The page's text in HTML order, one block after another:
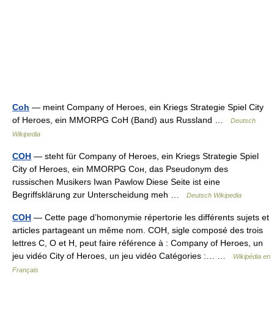
Coh — meint Company of Heroes, ein Kriegs Strategie Spiel City
of Heroes, ein MMORPG CoH (Band) aus Russland …
Deutsch
Wikipedia
COH — steht für Company of Heroes, ein Kriegs Strategie Spiel
City of Heroes, ein MMORPG Сон, das Pseudonym des
russischen Musikers Iwan Pawlow Diese Seite ist eine
Begriffsklärung zur Unterscheidung meh …
Deutsch Wikipedia
COH — Cette page d’homonymie répertorie les différents sujets et
articles partageant un même nom. COH, sigle composé des trois
lettres C, O et H, peut faire référence à : Company of Heroes, un
jeu vidéo City of Heroes, un jeu vidéo Catégories :… …
Wikipédia en
Français